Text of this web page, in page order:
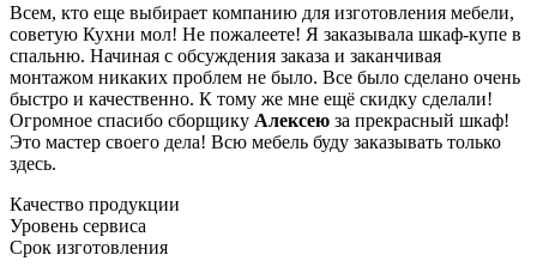
Всем, кто еще выбирает компанию для изготовления мебели,
советую Кухни мол! Не пожалеете! Я заказывала шкаф-купе в
спальню. Начиная с обсуждения заказа и заканчивая
монтажом никаких проблем не было. Все было сделано очень
быстро и качественно. К тому же мне ещё скидку сделали!
Огромное спасибо сборщику Алексею за прекрасный шкаф!
Это мастер своего дела! Всю мебель буду заказывать только
здесь.
Качество продукции
Уровень сервиса
Срок изготовления